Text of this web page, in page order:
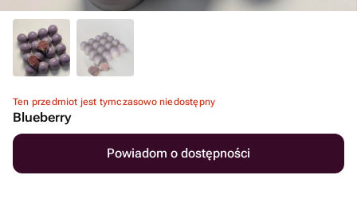
Ten przedmiot jest tymczasowo niedostępny
Blueberry
Powiadom o dostępności